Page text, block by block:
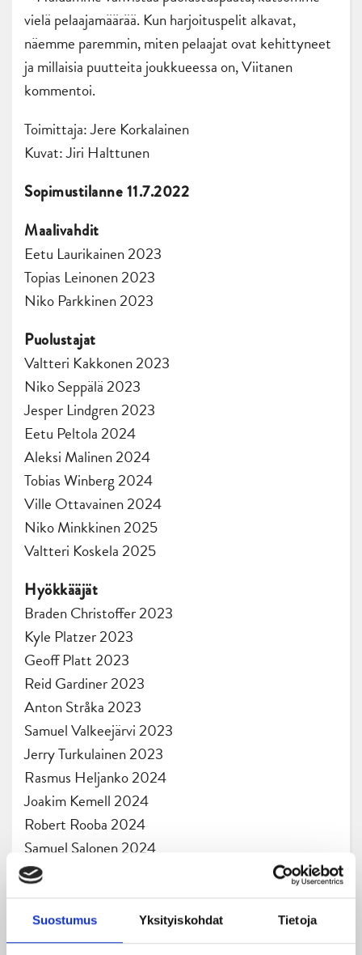
Suostumus Yksityiskohdat Tietoja
vielä pelaajamäärää. Kun harjoituspelit alkavat,
näemme paremmin, miten pelaajat ovat kehittyneet
ja millaisia puutteita joukkueessa on, Viitanen
kommentoi.
Toimittaja: Jere Korkalainen
Kuvat: Jiri Halttunen
Sopimustilanne 11.7.2022
Maalivahdit
Eetu Laurikainen 2023
Topias Leinonen 2023
Niko Parkkinen 2023
Puolustajat
Valtteri Kakkonen 2023
Niko Seppälä 2023
Jesper Lindgren 2023
Eetu Peltola 2024
Aleksi Malinen 2024
Tobias Winberg 2024
Ville Ottavainen 2024
Niko Minkkinen 2025
Valtteri Koskela 2025
Hyökkääjät
Braden Christoffer 2023
Kyle Platzer 2023
Geoff Platt 2023
Reid Gardiner 2023
Anton Stråka 2023
Samuel Valkeejärvi 2023
Jerry Turkulainen 2023
Rasmus Heljanko 2024
Joakim Kemell 2024
Robert Rooba 2024
Samuel Salonen 2024
Patrik Siikanen 2024
Santeri Koskela 2025
Juuso Puustinen 2025
Severi Lahtinen 2025